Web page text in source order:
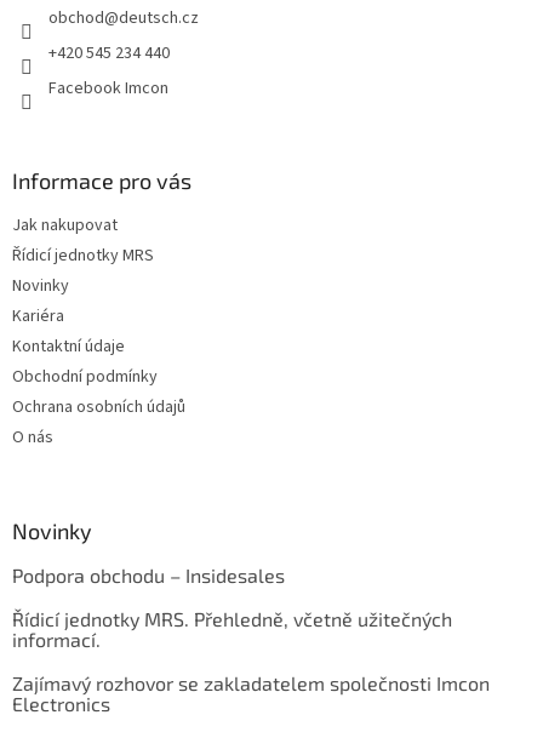
obchod@deutsch.cz
+420 545 234 440
Facebook Imcon
Informace pro vás
Jak nakupovat
Řídicí jednotky MRS
Novinky
Kariéra
Kontaktní údaje
Obchodní podmínky
Ochrana osobních údajů
O nás
Novinky
Podpora obchodu – Insidesales
Řídicí jednotky MRS. Přehledně, včetně užitečných
informací.
Zajímavý rozhovor se zakladatelem společnosti Imcon
Electronics